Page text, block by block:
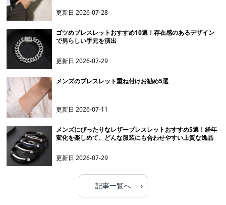
更新日2026-07-28
ゴツめブレスレットおすすめ10選！存在感のあるデザイン
で男らしい手元を演出
更新日2026-07-29
メンズのブレスレット重ね付けお勧め5選
更新日2026-07-11
メンズにぴったりなレザーブレスレットおすすめ5選！経年
変化を楽しめて、どんな服装にも合わせやすい上質な逸品
更新日2026-07-29
記事一覧へ ›